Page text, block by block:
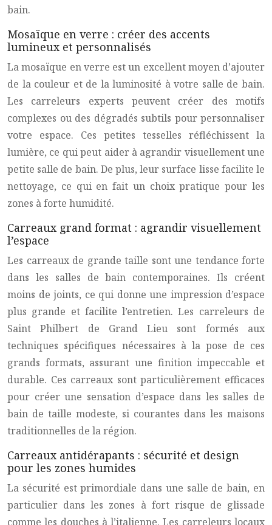
bain.
Mosaïque en verre : créer des accents
lumineux et personnalisés
La mosaïque en verre est un excellent moyen d’ajouter
de la couleur et de la luminosité à votre salle de bain.
Les carreleurs experts peuvent créer des motifs
complexes ou des dégradés subtils pour personnaliser
votre espace. Ces petites tesselles réfléchissent la
lumière, ce qui peut aider à agrandir visuellement une
petite salle de bain. De plus, leur surface lisse facilite le
nettoyage, ce qui en fait un choix pratique pour les
zones à forte humidité.
Carreaux grand format : agrandir visuellement
l’espace
Les carreaux de grande taille sont une tendance forte
dans les salles de bain contemporaines. Ils créent
moins de joints, ce qui donne une impression d’espace
plus grande et facilite l’entretien. Les carreleurs de
Saint Philbert de Grand Lieu sont formés aux
techniques spécifiques nécessaires à la pose de ces
grands formats, assurant une finition impeccable et
durable. Ces carreaux sont particulièrement efficaces
pour créer une sensation d’espace dans les salles de
bain de taille modeste, si courantes dans les maisons
traditionnelles de la région.
Carreaux antidérapants : sécurité et design
pour les zones humides
La sécurité est primordiale dans une salle de bain, en
particulier dans les zones à fort risque de glissade
comme les douches à l’italienne. Les carreleurs locaux